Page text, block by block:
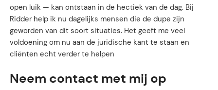
open luik — kan ontstaan in de hectiek van de dag. Bij
Ridder help ik nu dagelijks mensen die de dupe zijn
geworden van dit soort situaties. Het geeft me veel
voldoening om nu aan de juridische kant te staan en
cliënten echt verder te helpen
Neem contact met mij op